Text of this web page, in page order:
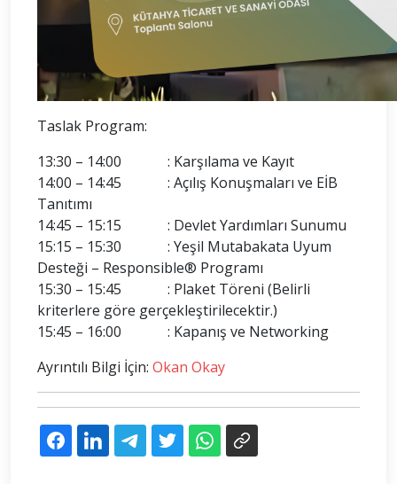
Taslak Program:
13:30 – 14:00 : Karşılama ve Kayıt
14:00 – 14:45 : Açılış Konuşmaları ve EİB
Tanıtımı
14:45 – 15:15 : Devlet Yardımları Sunumu
15:15 – 15:30 : Yeşil Mutabakata Uyum
Desteği – Responsible® Programı
15:30 – 15:45 : Plaket Töreni (Belirli
kriterlere göre gerçekleştirilecektir.)
15:45 – 16:00 : Kapanış ve Networking
Ayrıntılı Bilgi İçin: Okan Okay